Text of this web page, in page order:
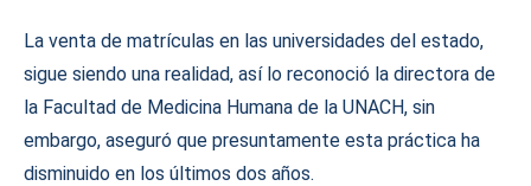
La venta de matrículas en las universidades del estado,
sigue siendo una realidad, así lo reconoció la directora de
la Facultad de Medicina Humana de la UNACH, sin
embargo, aseguró que presuntamente esta práctica ha
disminuido en los últimos dos años.